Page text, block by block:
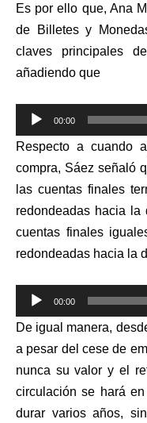
Es por ello que, Ana
de Billetes y
claves principales
añadiendo que
Reproductor
de
audio
00:00
Respecto a cuando
compra, Sáez señaló
las cuentas finales
redondeadas hacia la
cuentas finales
redondeadas hacia la
Reproductor
de
audio
00:00
De igual manera,
a pesar del cese de
nunca su valor y el
circulación se hará
durar varios años,